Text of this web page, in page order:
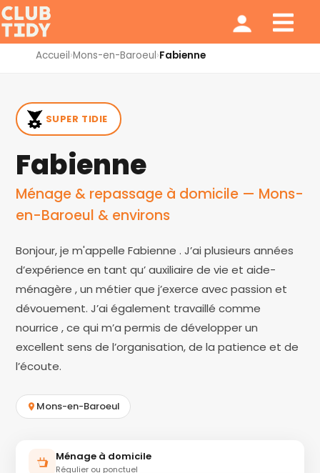
Accueil›Mons-en-Baroeul›Fabienne
SUPER TIDIE
Fabienne
Ménage & repassage à domicile — Mons-
en-Baroeul & environs
Bonjour, je m'appelle Fabienne . J’ai plusieurs années
d’expérience en tant qu’ auxiliaire de vie et aide-
ménagère , un métier que j’exerce avec passion et
dévouement. J’ai également travaillé comme
nourrice , ce qui m’a permis de développer un
excellent sens de l’organisation, de la patience et de
l’écoute.
Mons-en-Baroeul
Ménage à domicile
Régulier ou ponctuel